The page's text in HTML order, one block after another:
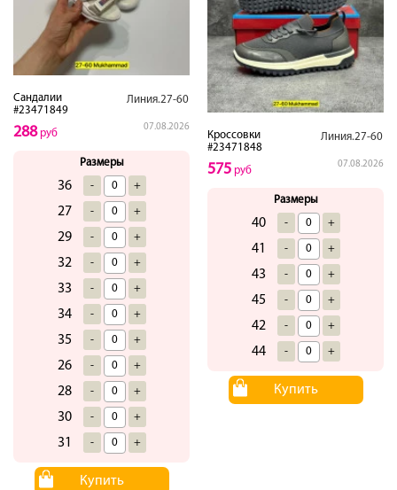
Сандалии
#23471849
Линия.27-60
07.08.2026
288руб
Размеры
36 - +
27 - +
29 - +
32 - +
33 - +
34 - +
35 - +
26 - +
28 - +
30 - +
31 - +
Купить
Кроссовки
#23471848
Линия.27-60
07.08.2026
575 руб
Размеры
40 - +
41 - +
43 - +
45 - +
42 - +
44 - +
Купить